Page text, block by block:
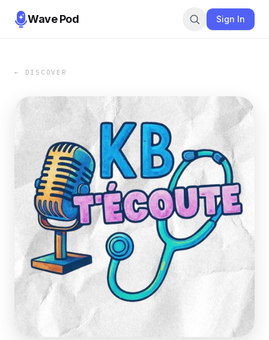
Wave Pod Sign In
← DISCOVER